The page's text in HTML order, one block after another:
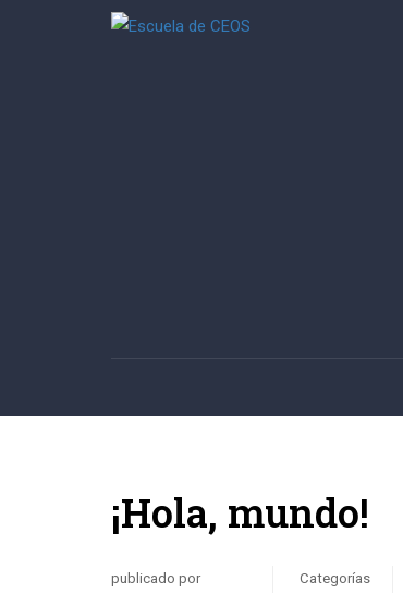
¡Hola, mundo!
publicado por Categorías